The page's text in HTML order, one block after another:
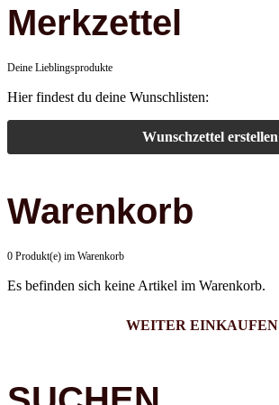
Merkzettel
Deine Lieblingsprodukte
Hier findest du deine Wunschlisten:
Wunschzettel erstellen
Warenkorb
0 Produkt(e) im Warenkorb
Es befinden sich keine Artikel im Warenkorb.
WEITER EINKAUFEN